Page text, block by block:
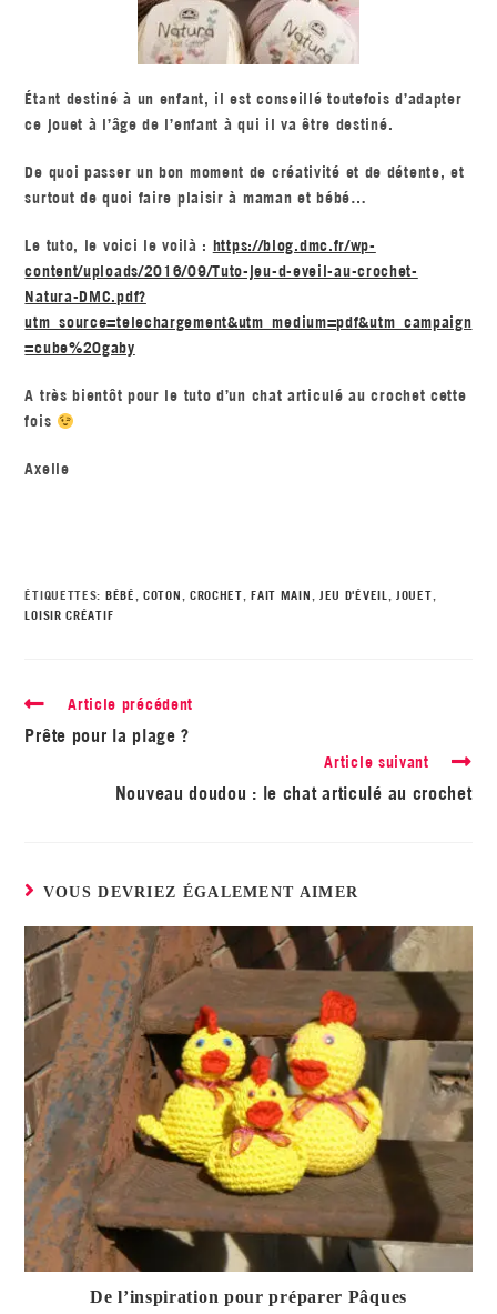
Étant destiné à un enfant, il est conseillé toutefois d’adapter
ce jouet à l’âge de l’enfant à qui il va être destiné.
De quoi passer un bon moment de créativité et de détente, et
surtout de quoi faire plaisir à maman et bébé…
Le tuto, le voici le voilà : https://blog.dmc.fr/wp-
content/uploads/2016/09/Tuto-jeu-d-eveil-au-crochet-
Natura-DMC.pdf?
utm_source=telechargement&utm_medium=pdf&utm_campaign
=cube%20gaby
A très bientôt pour le tuto d’un chat articulé au crochet cette
fois
Axelle
ÉTIQUETTES: BÉBÉ, COTON, CROCHET, FAIT MAIN, JEU D'ÉVEIL, JOUET,
LOISIR CRÉATIF
Article précédent
Prête pour la plage ?
Article suivant
Nouveau doudou : le chat articulé au crochet
VOUS DEVRIEZ ÉGALEMENT AIMER
De l’inspiration pour préparer Pâques